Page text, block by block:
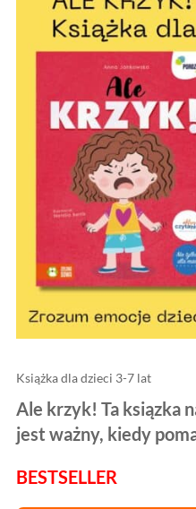
Książka dla dzieci 3-7 lat
Ale krzyk! Ta ksiązka
jest ważny, kiedy
BESTSELLER